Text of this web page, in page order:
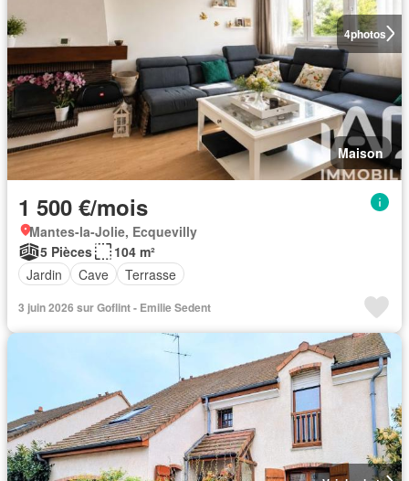
4photos
Maison
1 500 €/mois
Mantes-la-Jolie, Ecquevilly
5 Pièces
104 m²
Jardin
Cave Terrasse
3 juin 2026 sur Goflint - Emilie Sedent